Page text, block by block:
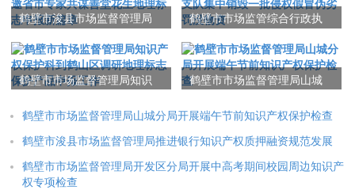
鹤壁市浚县市场监督管理局
地理标志申报新篇章
鹤壁市市场监管综合行政执
冒伪劣罚没物资
鹤壁市市场监督管理局知识
理标志保护产品申报工作
鹤壁市市场监督管理局山城
保护检查
鹤壁市市场监督管理局山城分局开展端午节前知识产权保护检查
鹤壁市浚县市场监督管理局推进银行知识产权质押融资规范发展
鹤壁市市场监督管理局开发区分局开展中高考期间校园周边知识产
权专项检查